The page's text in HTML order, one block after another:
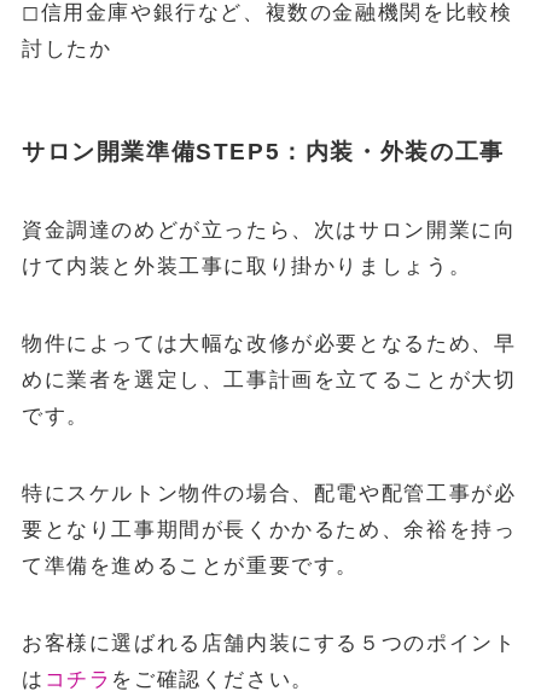
◻︎信用金庫や銀行など、複数の金融機関を比較検
討したか
サロン開業準備STEP5：内装・外装の工事
資金調達のめどが立ったら、次はサロン開業に向
けて内装と外装工事に取り掛かりましょう。
物件によっては大幅な改修が必要となるため、早
めに業者を選定し、工事計画を立てることが大切
です。
特にスケルトン物件の場合、配電や配管工事が必
要となり工事期間が長くかかるため、余裕を持っ
て準備を進めることが重要です。
お客様に選ばれる店舗内装にする５つのポイント
は コチラ をご確認ください。